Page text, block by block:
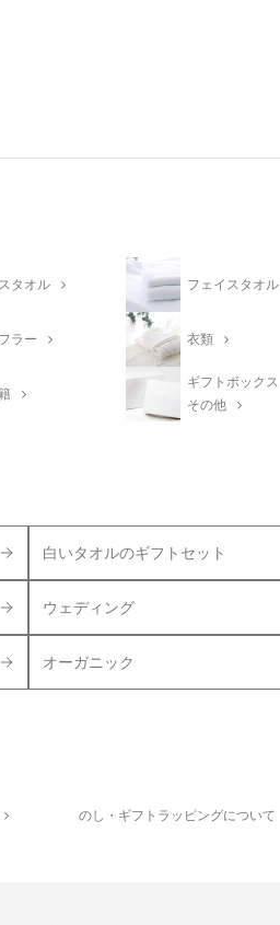
タオル フェイスタオル
ラー 衣類
ギフトボックス
その他
白いタオルのギフトセット
ウェディング
オーガニック
のし・ギフトラッピングについて